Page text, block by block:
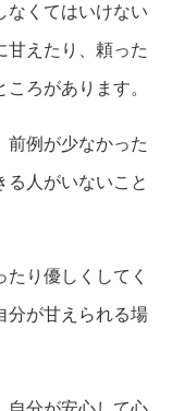
なくてはいけない
甘えたり、頼った
ろがあります。
前例が少なかった
る人がいないこと
り優しくしてく
分が甘えられる場
自分が安心して心